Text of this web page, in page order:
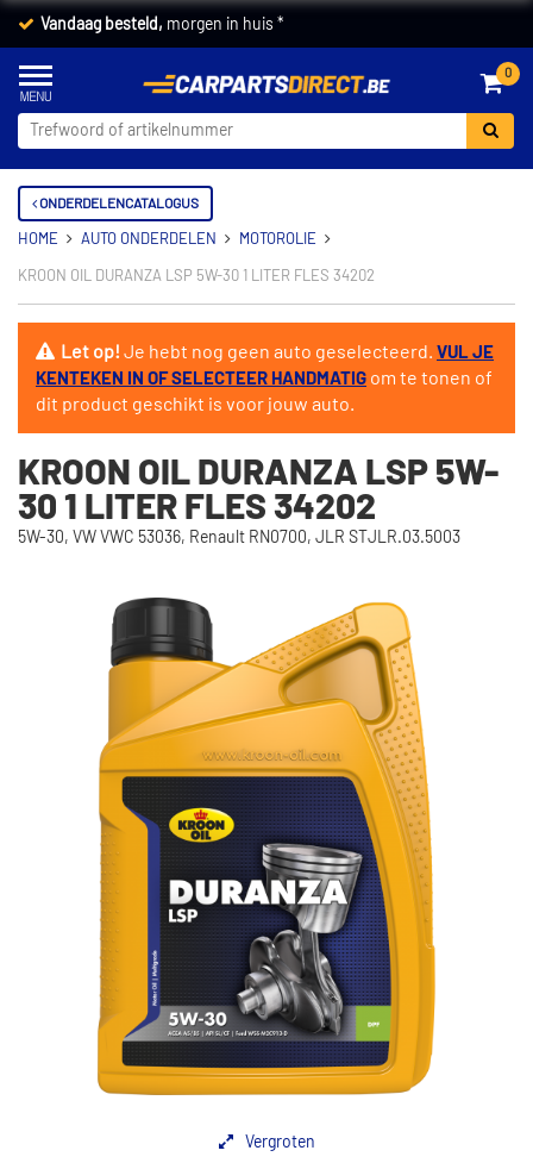
Vandaag besteld, morgen in huis *
0
ONDERDELENCATALOGUS
HOME AUTO ONDERDELEN MOTOROLIE
KROON OIL DURANZA LSP 5W-30 1 LITER FLES 34202
Let op!Je hebt nog geen auto geselecteerd. VUL JE
KENTEKEN IN OF SELECTEER HANDMATIG om te tonen of
dit product geschikt is voor jouw auto.
KROON OIL DURANZA LSP 5W-
30 1 LITER FLES 34202
5W-30, VW VWC 53036, Renault RN0700, JLR STJLR.03.5003
Vergroten